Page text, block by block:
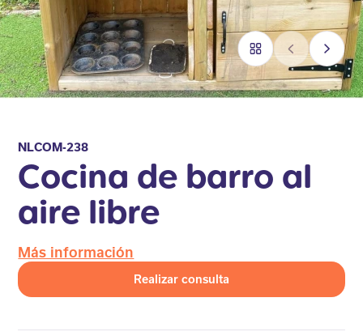
NLCOM-238
Cocina de barro al
aire libre
Más información
Realizar consulta